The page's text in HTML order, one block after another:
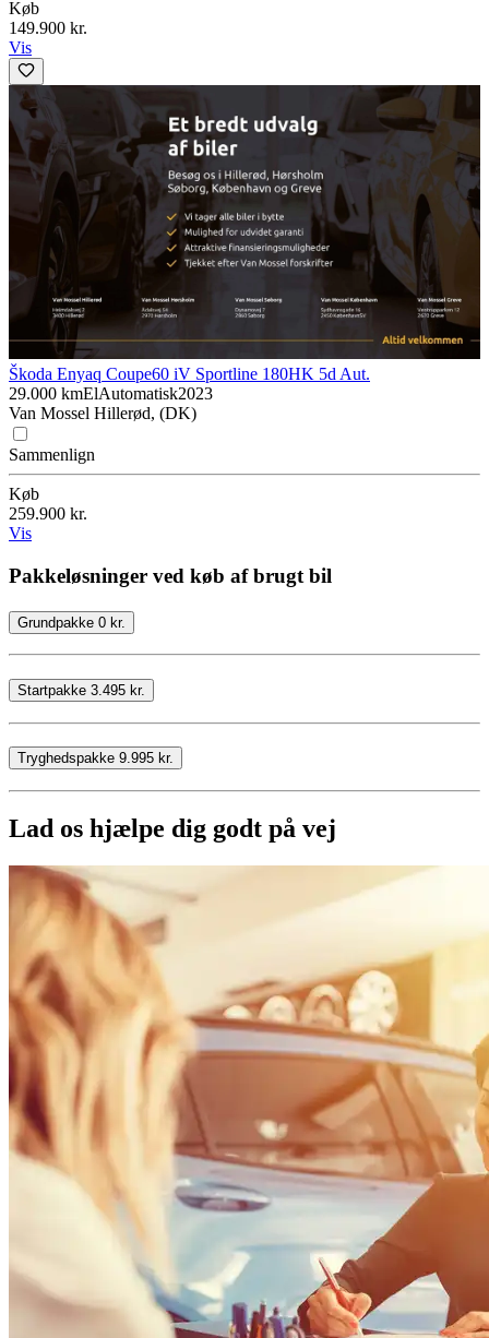
Køb
149.900 kr.
Vis
Škoda Enyaq Coupe60 iV Sportline 180HK 5d Aut.
29.000 kmElAutomatisk2023
Van Mossel Hillerød, (DK)
Sammenlign
Køb
259.900 kr.
Vis
Pakkeløsninger ved køb af brugt bil
Grundpakke 0 kr.
Startpakke 3.495 kr.
Tryghedspakke 9.995 kr.
Lad os hjælpe dig godt på vej